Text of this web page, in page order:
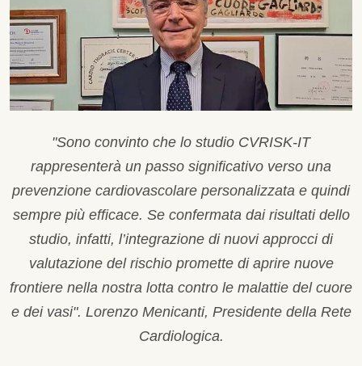
"Sono convinto che lo studio CVRISK-IT
rappresenterà un passo significativo verso una
prevenzione cardiovascolare personalizzata e quindi
sempre più efficace. Se confermata dai risultati dello
studio, infatti, l’integrazione di nuovi approcci di
valutazione del rischio promette di aprire nuove
frontiere nella nostra lotta contro le malattie del cuore
e dei vasi". Lorenzo Menicanti, Presidente della Rete
Cardiologica.